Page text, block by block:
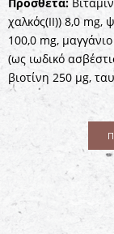
χαλκός(II)) 8,0 mg,
100,0 mg,
(ως ιωδικό
βιοτίνη 250 μg,